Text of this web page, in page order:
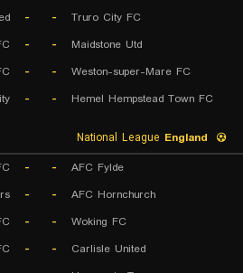
Truro City FC
-
-
Maidstone Utd
-
-
Weston-super-Mare FC
-
-
Hemel Hempstead Town FC
-
-
England
AFC Fylde
-
-
AFC Hornchurch
-
-
Woking FC
-
-
Carlisle United
-
-